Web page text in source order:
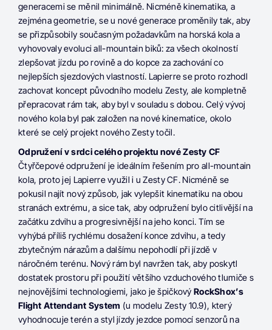
generacemi se měnil minimálně. Nicméně kinematika, a
zejména geometrie, se u nové generace proměnily tak, aby
se přizpůsobily současným požadavkům na horská kola a
vyhovovaly evoluci all-mountain biků: za všech okolností
zlepšovat jízdu po rovině a do kopce za zachování co
nejlepších sjezdových vlastností. Lapierre se proto rozhodl
zachovat koncept původního modelu Zesty, ale kompletně
přepracovat rám tak, aby byl v souladu s dobou. Celý vývoj
nového kola byl pak založen na nové kinematice, okolo
které se celý projekt nového Zesty točil.
Odpružení v srdci celého projektu nové Zesty CF
Čtyřčepové odpružení je ideálním řešením pro all-mountain
kola, proto jej Lapierre využil i u Zesty CF. Nicméně se
pokusil najít nový způsob, jak vylepšit kinematiku na obou
stranách extrému, a sice tak, aby odpružení bylo citlivější na
začátku zdvihu a progresivnější na jeho konci. Tím se
vyhýbá příliš rychlému dosažení konce zdvihu, a tedy
zbytečným nárazům a dalšímu nepohodlí při jízdě v
náročném terénu. Nový rám byl navržen tak, aby poskytl
dostatek prostoru při použití většího vzduchového tlumiče s
nejnovějšími technologiemi, jako je špičkový RockShox’s
Flight Attendant System (u modelu Zesty 10.9), který
vyhodnocuje terén a styl jízdy jezdce pomocí senzorů na